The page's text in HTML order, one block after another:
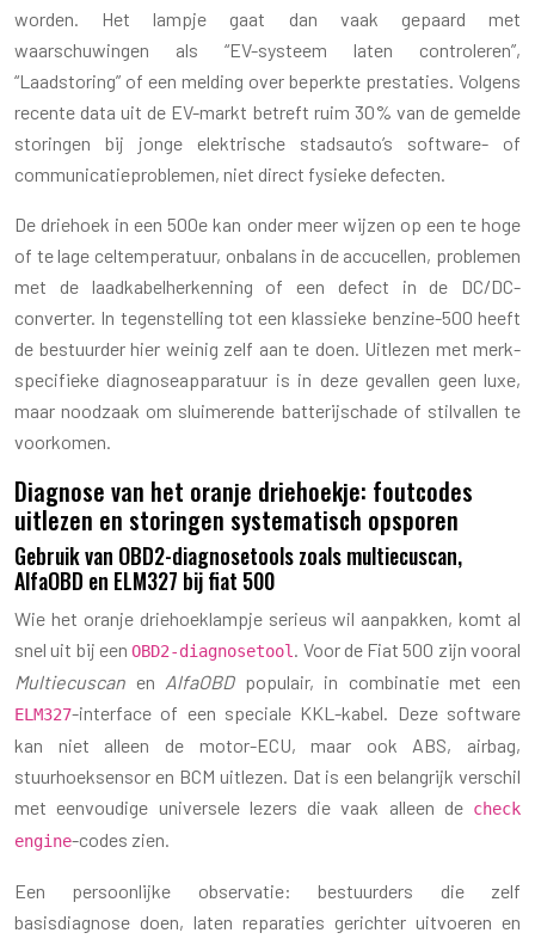
worden. Het lampje gaat dan vaak gepaard met
waarschuwingen als “EV-systeem laten controleren”,
“Laadstoring” of een melding over beperkte prestaties. Volgens
recente data uit de EV-markt betreft ruim 30% van de gemelde
storingen bij jonge elektrische stadsauto’s software- of
communicatieproblemen, niet direct fysieke defecten.
De driehoek in een 500e kan onder meer wijzen op een te hoge
of te lage celtemperatuur, onbalans in de accucellen, problemen
met de laadkabelherkenning of een defect in de DC/DC-
converter. In tegenstelling tot een klassieke benzine-500 heeft
de bestuurder hier weinig zelf aan te doen. Uitlezen met merk-
specifieke diagnoseapparatuur is in deze gevallen geen luxe,
maar noodzaak om sluimerende batterijscha­de of stilvallen te
voorkomen.
Diagnose van het oranje driehoekje: foutcodes
uitlezen en storingen systematisch opsporen
Gebruik van OBD2-diagnosetools zoals multiecuscan,
AlfaOBD en ELM327 bij fiat 500
Wie het oranje driehoeklampje serieus wil aanpakken, komt al
snel uit bij eenOBD2-diagnosetool . Voor de Fiat 500 zijn vooral
Multiecuscan en AlfaOBDpopulair, in combinatie met een
ELM327-interface of een speciale KKL-kabel. Deze software
kan niet alleen de motor-ECU, maar ook ABS, airbag,
stuurhoeksensor en BCM uitlezen. Dat is een belangrijk verschil
met eenvoudige universele lezers die vaak alleen de check
engine-codes zien.
Een persoonlijke observatie: bestuurders die zelf
basisdiagnose doen, laten reparaties gerichter uitvoeren en